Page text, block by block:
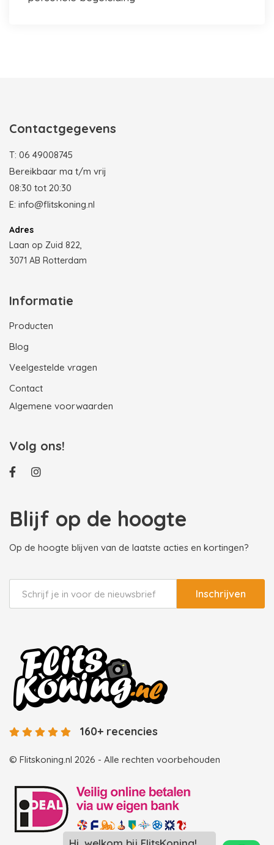
Contactgegevens
T: 06 49008745
Bereikbaar ma t/m vrij
08:30 tot 20:30
E: info@flitskoning.nl
Adres
Laan op Zuid 822,
3071 AB Rotterdam
Informatie
Producten
Blog
Veelgestelde vragen
Contact
Algemene voorwaarden
Volg ons!
Blijf op de hoogte
Op de hoogte blijven van de laatste acties en kortingen?
Inschrijven
© Flitskoning.nl 2026 - Alle rechten voorbehouden
160+ recencies